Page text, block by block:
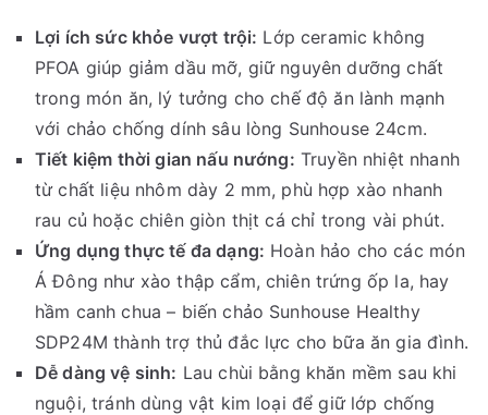
Lợi ích sức khỏe vượt trội: Lớp ceramic không
PFOA giúp giảm dầu mỡ, giữ nguyên dưỡng chất
trong món ăn, lý tưởng cho chế độ ăn lành mạnh
với chảo chống dính sâu lòng Sunhouse 24cm.
Tiết kiệm thời gian nấu nướng: Truyền nhiệt nhanh
từ chất liệu nhôm dày 2 mm, phù hợp xào nhanh
rau củ hoặc chiên giòn thịt cá chỉ trong vài phút.
Ứng dụng thực tế đa dạng: Hoàn hảo cho các món
Á Đông như xào thập cẩm, chiên trứng ốp la, hay
hầm canh chua – biến chảo Sunhouse Healthy
SDP24M thành trợ thủ đắc lực cho bữa ăn gia đình.
Dễ dàng vệ sinh: Lau chùi bằng khăn mềm sau khi
nguội, tránh dùng vật kim loại để giữ lớp chống